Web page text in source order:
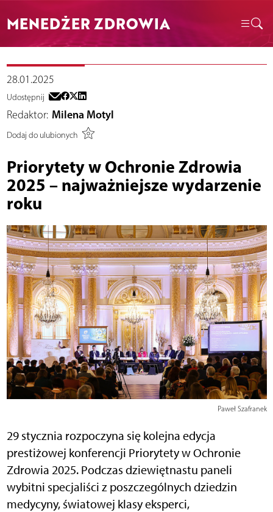
MENEDŻER ZDROWIA
28.01.2025
Udostępnij
Redaktor: Milena Motyl
Dodaj do ulubionych
Priorytety w Ochronie Zdrowia
2025 – najważniejsze wydarzenie
roku
Paweł Szafranek
29 stycznia rozpoczyna się kolejna edycja
prestiżowej konferencji Priorytety w Ochronie
Zdrowia 2025. Podczas dziewiętnastu paneli
wybitni specjaliści z poszczególnych dziedzin
medycyny, światowej klasy eksperci,